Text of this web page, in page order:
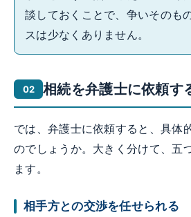
談しておくことで、争いそのも
スは少なくありません。
相続を弁護士に依頼す
では、弁護士に依頼すると、具体
のでしょうか。大きく分けて、五
ます。
相手方との交渉を任せられる